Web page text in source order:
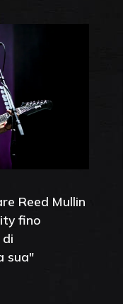
Reed Mullin
fino
sua"